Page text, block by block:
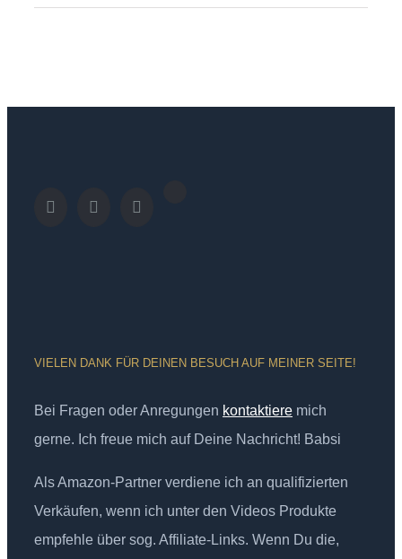
VIELEN DANK FÜR DEINEN BESUCH AUF MEINER SEITE!
Bei Fragen oder Anregungen kontaktiere mich
gerne. Ich freue mich auf Deine Nachricht! Babsi
Als Amazon-Partner verdiene ich an qualifizierten
Verkäufen, wenn ich unter den Videos Produkte
empfehle über sog. Affiliate-Links. Wenn Du die,